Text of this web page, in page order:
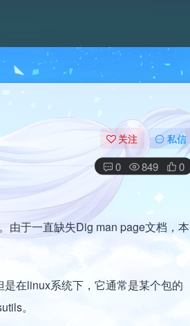
关注 私信
0 849 0
由于一直缺失Dig man page文档，本
在linux系统下，它通常是某个包的
。